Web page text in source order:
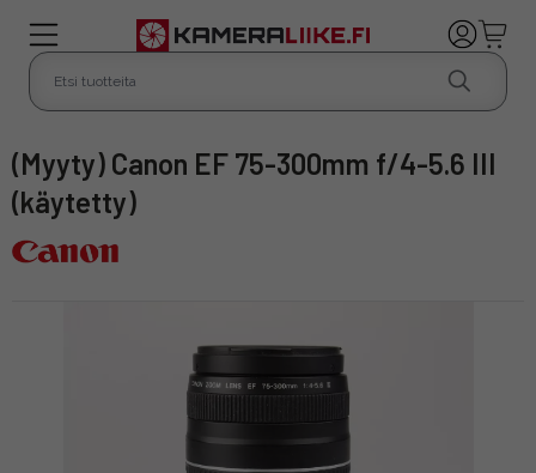
(Myyty) Canon EF 75-300mm f/4-5.6 III
(käytetty)